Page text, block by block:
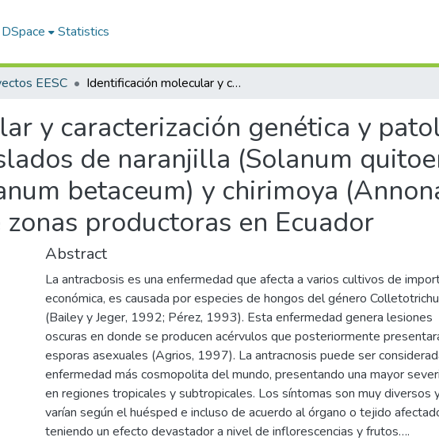
Statistics
EESC Identificación molecular y caracterización genética y patológica de Colletotrichum sp. aislados de naranjilla (Solanum quitoense Lam), tomate de árbol (Solanum betaceum) y chirimoya (Annona cherimola Mill) provenientes de zonas productoras en Ecuador
y caracterización genética y
de naranjilla (Solanum
betaceum) y chirimoya
productoras en Ecuador
Abstract
La antracbosis es una enfermedad que afecta a varios cultivos de
económica, es causada por especies de hongos del género
(Bailey y Jeger, 1992; Pérez, 1993). Esta enfermedad genera lesiones
oscuras en donde se producen acérvulos que posteriormente
esporas asexuales (Agrios, 1997). La antracnosis puede ser
enfermedad más cosmopolita del mundo, presentando una mayor
en regiones tropicales y subtropicales. Los síntomas son muy diversos
varían según el huésped e incluso de acuerdo al órgano o tejido
teniendo un efecto devastador a nivel de inflorescencias y frutos….